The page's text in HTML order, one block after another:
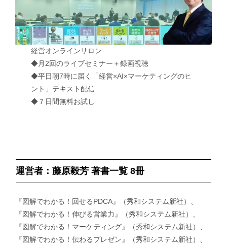
経営オンラインサロン
◆月2回のライブセミナー＋録画視聴
◆平日朝7時に届く「経営×AI×マーケティングのヒ
ント」テキスト配信
◆７日間無料お試し
運営者：藤原毅芳 著書一覧 8冊
『図解でわかる！回せるPDCA』（秀和システム新社）、
『図解でわかる！伸びる営業力』（秀和システム新社）、
『図解でわかる！マーケティング』（秀和システム新社）、
『図解でわかる！伝わるプレゼン』（秀和システム新社）、